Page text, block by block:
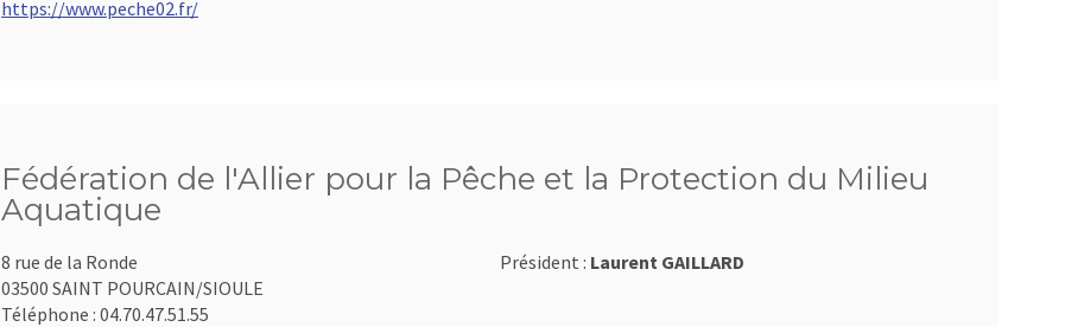
https://www.peche02.fr/
Fédération de l'Allier pour la Pêche et la Protection du Milieu
Aquatique
8 rue de la Ronde
03500 SAINT POURCAIN/SIOULE
Téléphone : 04.70.47.51.55
Président : Laurent GAILLARD